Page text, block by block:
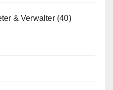
& Verwalter(40)